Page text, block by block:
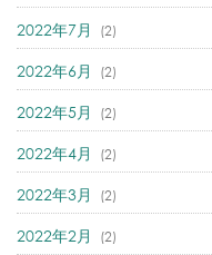
2022年7月 (2)
2022年6月 (2)
2022年5月 (2)
2022年4月 (2)
2022年3月 (2)
2022年2月 (2)